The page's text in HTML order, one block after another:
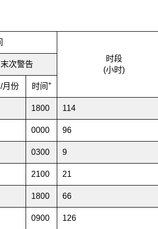
时段
(小时)
末次警告
月份 时间 +
1800 114
0000 96
0300 9
2100 21
1800 66
0900 126